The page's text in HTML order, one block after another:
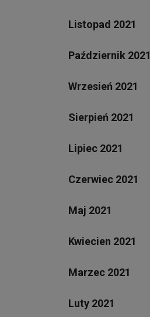
Listopad 2021
Październik 2021
Wrzesień 2021
Sierpień 2021
Lipiec 2021
Czerwiec 2021
Maj 2021
Kwiecien 2021
Marzec 2021
Luty 2021